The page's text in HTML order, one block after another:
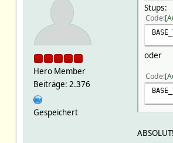
Hero Member
Beiträge: 2.376
Gespeichert
Stups:
Code
oder
Code